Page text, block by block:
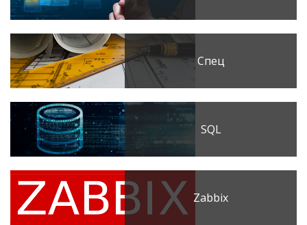
Спец
SQL
Zabbix